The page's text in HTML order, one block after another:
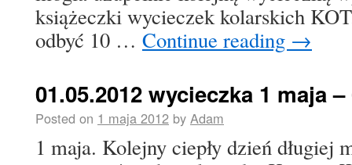
książeczki wycieczek kolarskich
odbyć 10 … Continue reading →
01.05.2012 wycieczka 1 maja
Posted on 1 maja 2012 by Adam
1 maja. Kolejny ciepły dzień długiej